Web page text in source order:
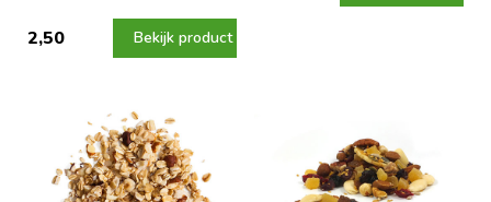
2,50 Bekijk product